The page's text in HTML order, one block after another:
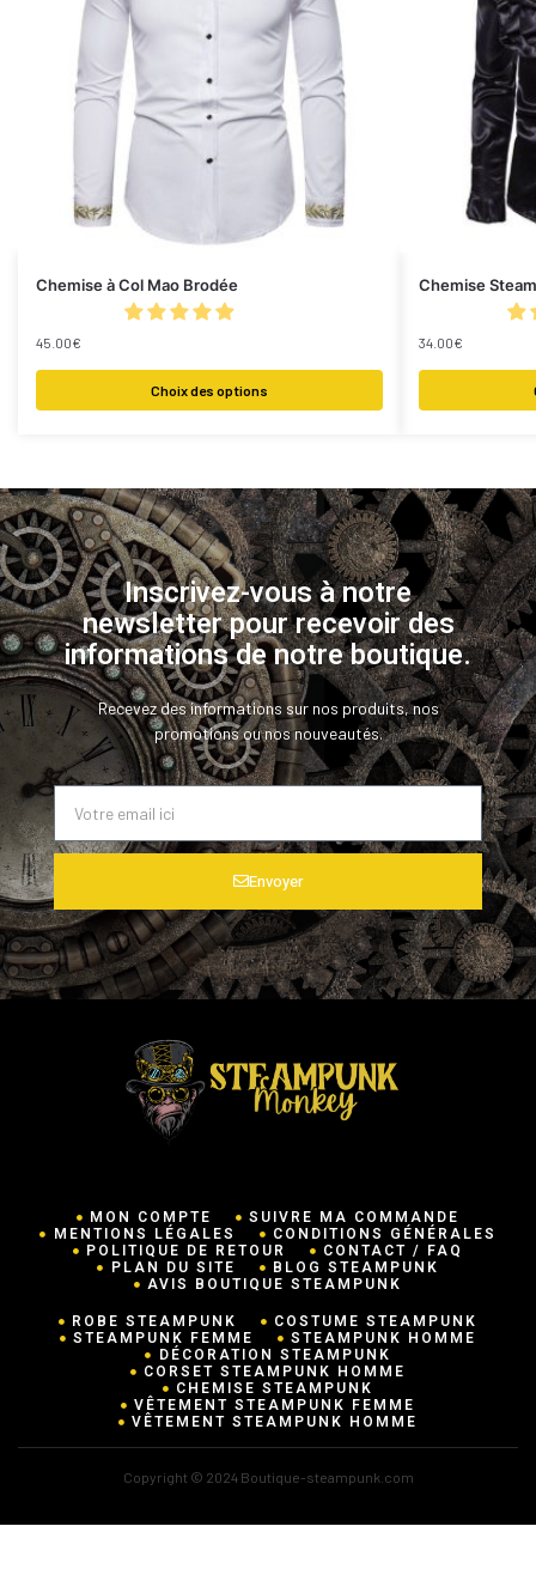
Chemise à Col Mao Brodée
45.00€
Choix des options
Chemise
34.00€
Inscrivez-vous à notre
newsletter pour recevoir des
informations de notre boutique.
Recevez des informations sur nos produits, nos
promotions ou nos nouveautés.
Envoyer
MON COMPTE SUIVRE MA COMMANDE
MENTIONS LÉGALES CONDITIONS GÉNÉRALES
POLITIQUE DE RETOUR CONTACT / FAQ
PLAN DU SITE BLOG STEAMPUNK
AVIS BOUTIQUE STEAMPUNK
ROBE STEAMPUNK
COSTUME STEAMPUNK
STEAMPUNK FEMME STEAMPUNK HOMME
DÉCORATION STEAMPUNK
CORSET STEAMPUNK HOMME
CHEMISE STEAMPUNK
VÊTEMENT STEAMPUNK FEMME
VÊTEMENT STEAMPUNK HOMME
Copyright © 2024 Boutique-steampunk.com